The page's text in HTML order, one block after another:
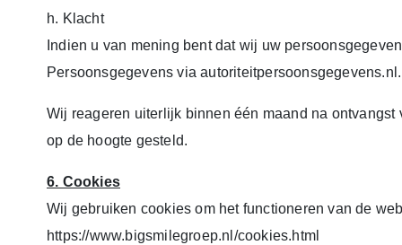
h. Klacht
Indien u van mening bent dat wij uw
Persoonsgegevens via autoriteitpersoonsgegevens.nl.
Wij reageren uiterlijk binnen één maand na
op de hoogte gesteld.
6. Cookies
Wij gebruiken cookies om het functioneren van de
https://www.bigsmilegroep.nl/cookies.html